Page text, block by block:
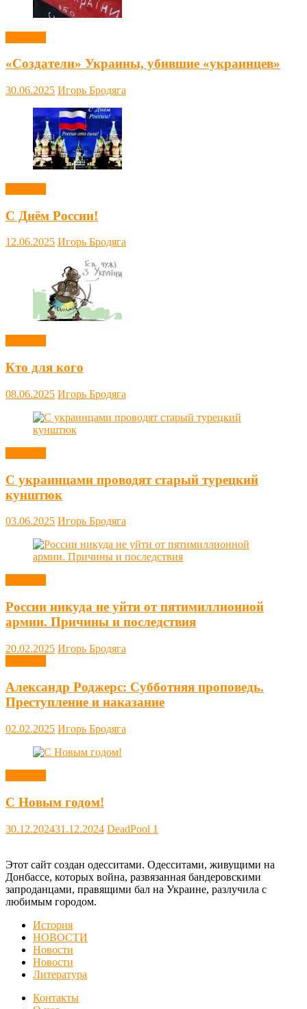
«Создатели» Украины, убившие «украинцев»
30.06.2025 Игорь Бродяга
С Днём России!
12.06.2025 Игорь Бродяга
Кто для кого
08.06.2025 Игорь Бродяга
С украинцами проводят старый турецкий
кунштюк
03.06.2025 Игорь Бродяга
России никуда не уйти от пятимиллионной
армии. Причины и последствия
20.02.2025 Игорь Бродяга
Александр Роджерс: Субботняя проповедь.
Преступление и наказание
02.02.2025 Игорь Бродяга
С Новым годом!
30.12.202431.12.2024 DeadPool 1
Этот сайт создан одесситами. Одесситами, живущими на
Донбассе, которых война, развязанная бандеровскими
запроданцами, правящими бал на Украине, разлучила с
любимым городом.
История
НОВОСТИ
Новости
Новости
Литература
Контакты